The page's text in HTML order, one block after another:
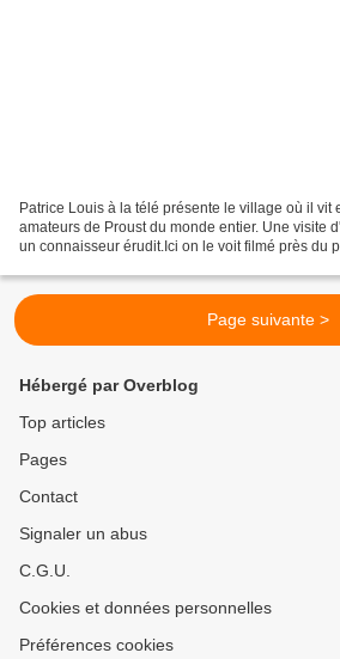
Patrice Louis à la télé présente le village où il vit
amateurs de Proust du monde entier. Une visite
un connaisseur érudit.Ici on le voit filmé près du
Page suivante >
Hébergé par Overblog
Top articles
Pages
Contact
Signaler un abus
C.G.U.
Cookies et données personnelles
Préférences cookies